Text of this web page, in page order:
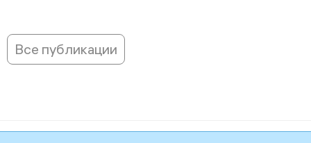
Все публикации